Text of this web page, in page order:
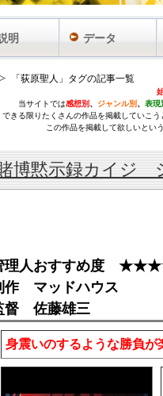
「荻原聖人」タグの記事一覧
当サイトでは感想別 、 ジャンル別 、 表現
できる限りたくさんの作品を掲載していこ
この作品を掲載して欲しいとい
博黙示録カイジ
理人おすすめ度
作 マッドハウス
督 佐藤雄三
身震いのするような勝負が
明 データ